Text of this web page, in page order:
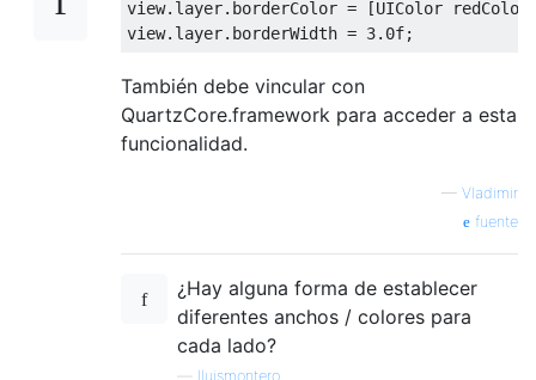
view. layer. borderColor = [UIColor redColor
view. layer. borderWidth = 3.0f;
También debe vincular con
QuartzCore.framework para acceder a esta
funcionalidad.
— Vladimir
fuente
¿Hay alguna forma de establecer
diferentes anchos / colores para
cada lado?
lluismontero